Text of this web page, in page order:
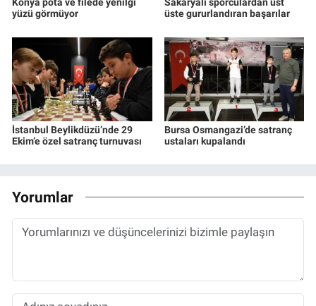
yüzü görmüyor
üste gururlandıran başarılar
İstanbul Beylikdüzü’nde 29
Ekim’e özel satranç turnuvası
Bursa Osmangazi’de satranç
ustaları kupalandı
Yorumlar